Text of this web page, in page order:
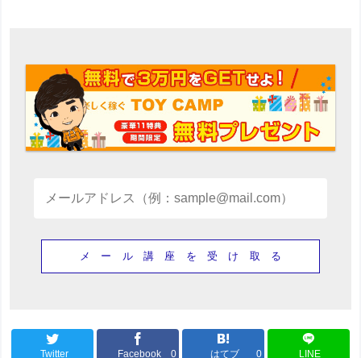
Twitter Facebook 0 はてブ 0 LINE